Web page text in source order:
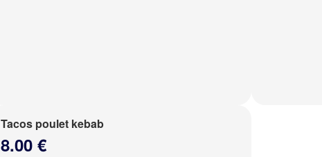
Tacos poulet kebab
8.00 €